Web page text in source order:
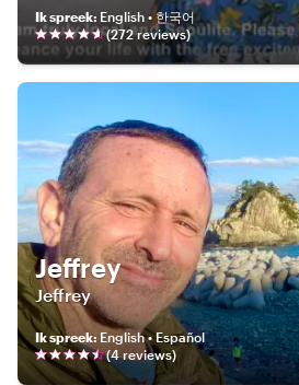
Ik spreek: English • 한국어
(272reviews)
Jeffrey
Jeffrey
Ik spreek: English • Español
(4reviews)